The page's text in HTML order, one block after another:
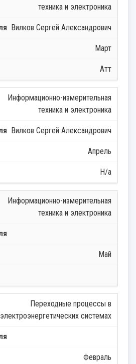
техника и электроника
Вилков Сергей Александрович
Март
Атт
Информационно-измерительная
техника и электроника
Вилков Сергей Александрович
Апрель
Н/а
Информационно-измерительная
техника и электроника
Май
Переходные процессы в
электроэнергетических системах
Февраль